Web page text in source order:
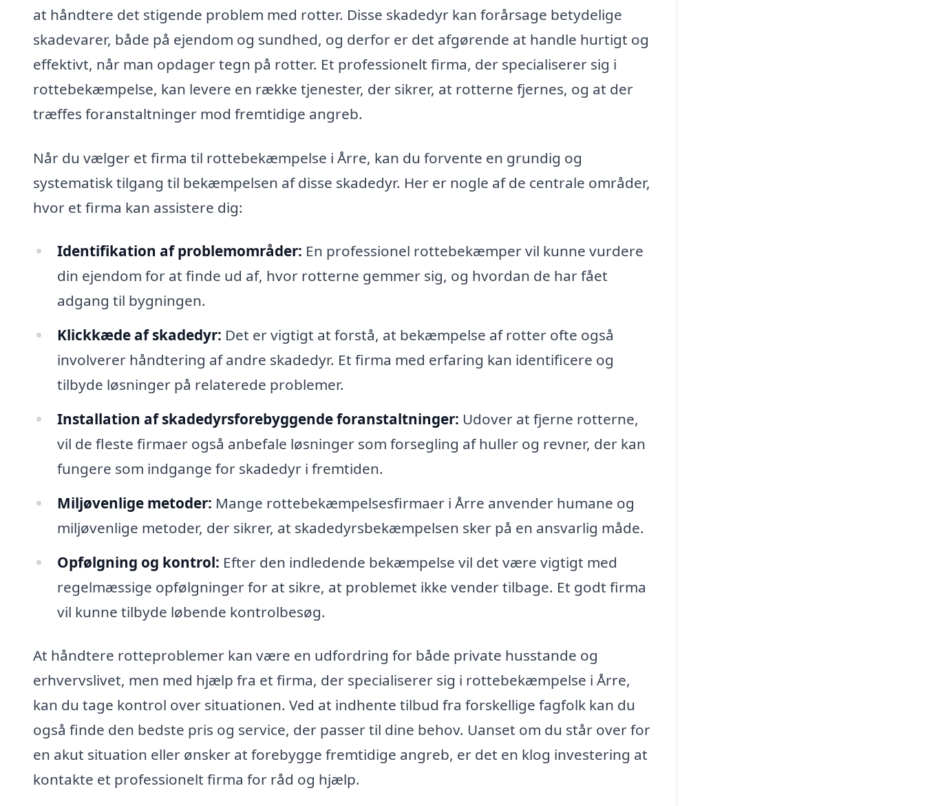
at håndtere det stigende problem med rotter. Disse skadedyr kan forårsage betydelige
skadevarer, både på ejendom og sundhed, og derfor er det afgørende at handle hurtigt og
effektivt, når man opdager tegn på rotter. Et professionelt firma, der specialiserer sig i
rottebekæmpelse, kan levere en række tjenester, der sikrer, at rotterne fjernes, og at der
træffes foranstaltninger mod fremtidige angreb.
Når du vælger et firma til rottebekæmpelse i Årre, kan du forvente en grundig og
systematisk tilgang til bekæmpelsen af disse skadedyr. Her er nogle af de centrale områder,
hvor et firma kan assistere dig:
Identifikation af problemområder: En professionel rottebekæmper vil kunne vurdere
din ejendom for at finde ud af, hvor rotterne gemmer sig, og hvordan de har fået
adgang til bygningen.
Klickkæde af skadedyr: Det er vigtigt at forstå, at bekæmpelse af rotter ofte også
involverer håndtering af andre skadedyr. Et firma med erfaring kan identificere og
tilbyde løsninger på relaterede problemer.
Installation af skadedyrsforebyggende foranstaltninger: Udover at fjerne rotterne,
vil de fleste firmaer også anbefale løsninger som forsegling af huller og revner, der kan
fungere som indgange for skadedyr i fremtiden.
Miljøvenlige metoder: Mange rottebekæmpelsesfirmaer i Årre anvender humane og
miljøvenlige metoder, der sikrer, at skadedyrsbekæmpelsen sker på en ansvarlig måde.
Opfølgning og kontrol: Efter den indledende bekæmpelse vil det være vigtigt med
regelmæssige opfølgninger for at sikre, at problemet ikke vender tilbage. Et godt firma
vil kunne tilbyde løbende kontrolbesøg.
At håndtere rotteproblemer kan være en udfordring for både private husstande og
erhvervslivet, men med hjælp fra et firma, der specialiserer sig i rottebekæmpelse i Årre,
kan du tage kontrol over situationen. Ved at indhente tilbud fra forskellige fagfolk kan du
også finde den bedste pris og service, der passer til dine behov. Uanset om du står over for
en akut situation eller ønsker at forebygge fremtidige angreb, er det en klog investering at
kontakte et professionelt firma for råd og hjælp.